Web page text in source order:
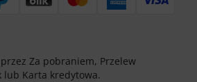
Za pobraniem, Przelew
lub Karta kredytowa.